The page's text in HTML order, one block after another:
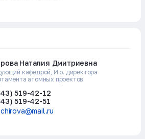
Наталия Дмитриевна
кафедрой, И.о. директора
атомных проектов
519-42-12
519-42-51